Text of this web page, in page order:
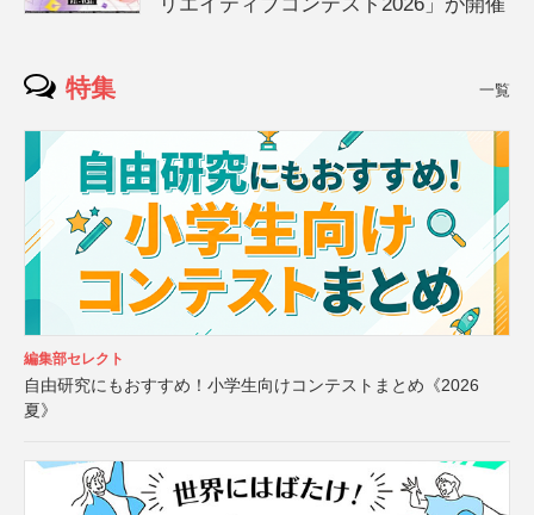
特集 一覧
編集部セレクト
自由研究にもおすすめ！小学生向けコンテストまとめ《2026
夏》